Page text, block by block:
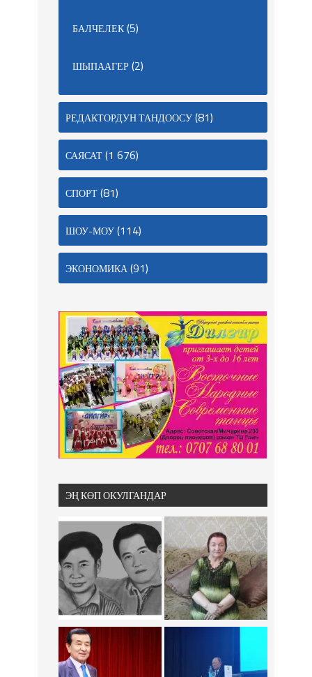
БАЛЧЕЛЕК(5)
ШЫПААГЕР(2)
РЕДАКТОРДУН ТАНДООСУ(81)
САЯСАТ(1 676)
СПОРТ(81)
ШОУ-МОУ(114)
ЭКОНОМИКА(91)
ЭҢ КӨП ОКУЛГАНДАР